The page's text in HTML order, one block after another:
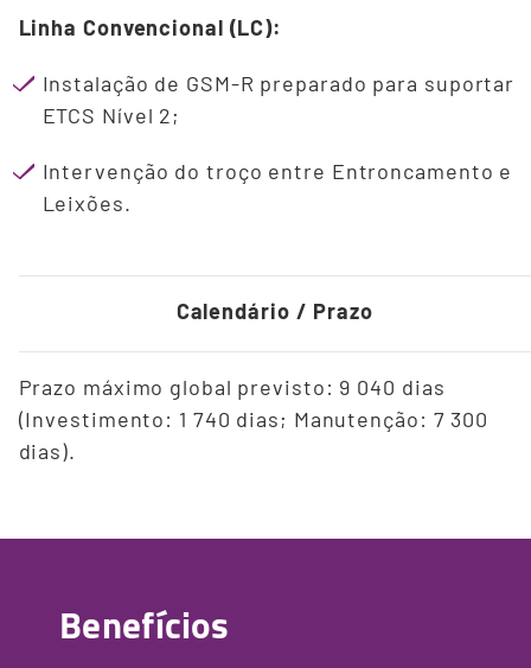
Linha Convencional (LC):
Instalação de GSM-R preparado para suportar
ETCS Nível 2;
Intervenção do troço entre Entroncamento e
Leixões.
Calendário / Prazo
Prazo máximo global previsto: 9 040 dias
(Investimento: 1 740 dias; Manutenção: 7 300
dias).
Benefícios